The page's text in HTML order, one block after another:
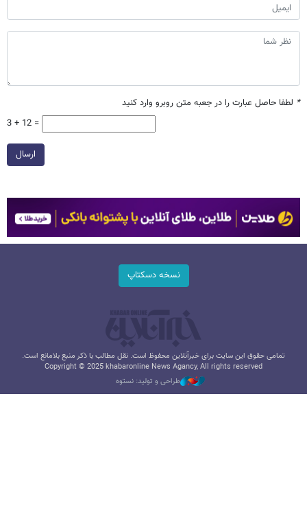
* لطفا حاصل عبارت را در جعبه متن روبرو وارد کنید
3 + 12 =
ارسال
نسخه دسکتاپ
تمامی حقوق این سایت برای خبرآنلاین محفوظ است. نقل مطالب با ذکر منبع بلامانع است.
Copyright © 2025 khabaronline News Agancy, All rights reserved
طراحی و تولید: نستوه